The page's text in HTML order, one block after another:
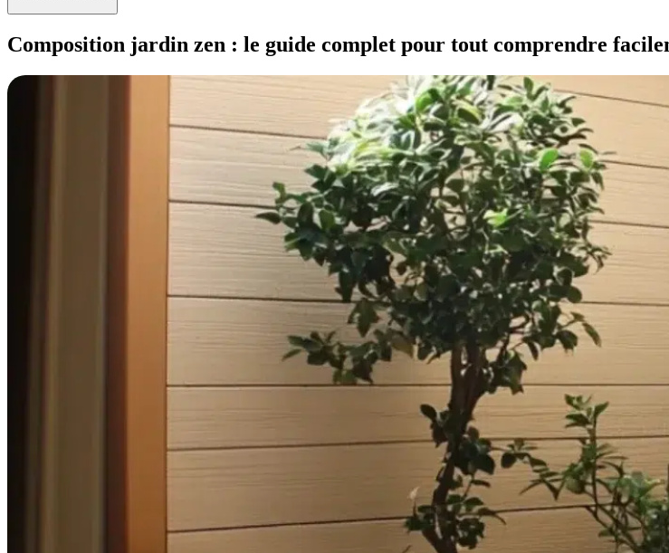
Composition jardin zen : le guide complet pour tout comprendre